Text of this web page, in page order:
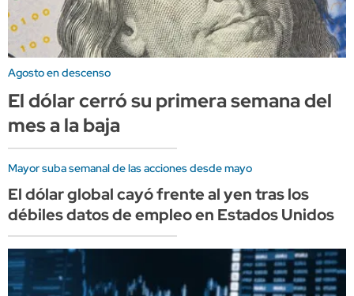
Agosto en descenso
El dólar cerró su primera semana del
mes a la baja
Mayor suba semanal de las acciones desde mayo
El dólar global cayó frente al yen tras los
débiles datos de empleo en Estados Unidos